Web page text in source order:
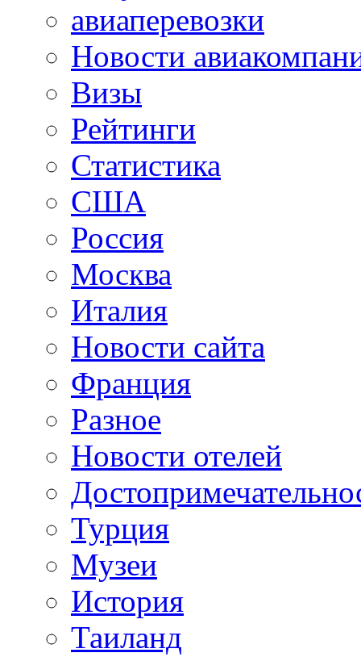
авиаперевозки
Новости
Визы
Рейтинги
Статистика
США
Россия
Москва
Италия
Новости сайта
Франция
Разное
Новости отелей
Турция
Музеи
История
Таиланд